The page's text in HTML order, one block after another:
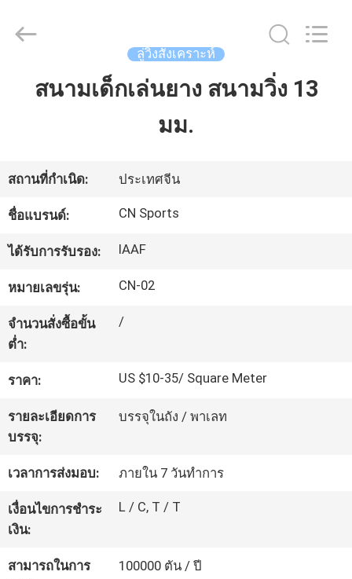
บ้าน
เกี่ยว
กับ
เรา
ทัวร์
โรงงาน
ควบคุม
คุณภาพ
ติดต่อ
เรา
Materials
ลู่วิ่งสังเคราะห์
สนามเด็กเล่นยาง สนามวิ่ง 13
มม.
สถานที่กำเนิด: ประเทศจีน
ชื่อแบรนด์: CN Sports
ได้รับการรับรอง: IAAF
หมายเลขรุ่น: CN-02
จำนวนสั่งซื้อขั้น
ต่ำ:
/
ราคา: US $10-35/ Square Meter
รายละเอียดการ
บรรจุ:
บรรจุในถัง / พาเลท
เวลาการส่งมอบ: ภายใน 7 วันทำการ
เงื่อนไขการชำระ
เงิน:
L / C, T / T
สามารถในการ
100000 ตัน / ปี